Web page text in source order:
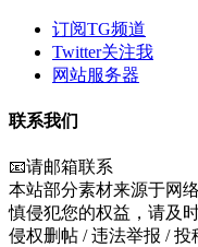
订阅TG频道
Twitter关注我
网站服务器
联系我们
📧请邮箱联系
本站部分素材来源于网
慎侵犯您的权益，请及
侵权删帖 / 违法举报 / 投